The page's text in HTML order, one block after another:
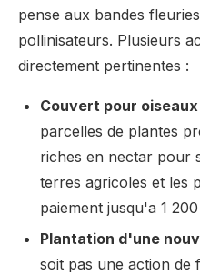
pense aux bandes
pollinisateurs. Plusieurs
directement pertinentes :
Couvert pour
parcelles de plantes
riches en nectar pour
terres agricoles et les
paiement jusqu'a 1
Plantation d'une
soit pas une action de